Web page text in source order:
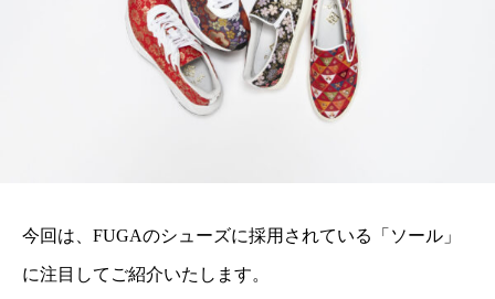
今回は、FUGAのシューズに採用されている「ソール」
に注目してご紹介いたします。